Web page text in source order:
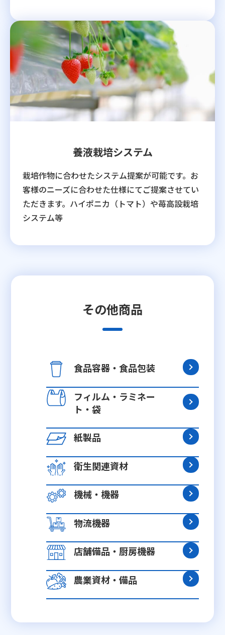
養液栽培システム
栽培作物に合わせたシステム提案が可能です。お
客様のニーズに合わせた仕様にてご提案させてい
ただきます。ハイポニカ（トマト）や苺高設栽培
システム等
その他商品
食品容器・食品包装
フィルム・ラミネー
ト・袋
紙製品
衛生関連資材
機械・機器
物流機器
店舗備品・厨房機器
農業資材・備品